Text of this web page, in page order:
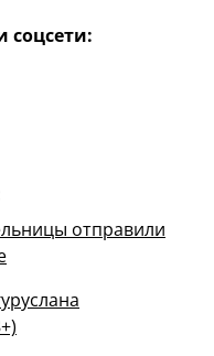
соцсети:
отправили